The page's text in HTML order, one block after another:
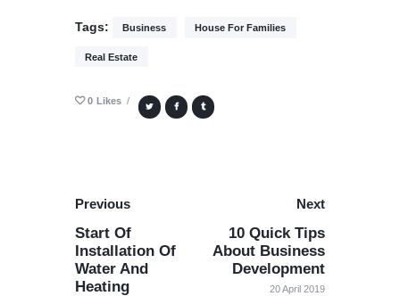
Tags: Business House For Families
Real Estate
0 Likes
Previous
Start Of
Installation Of
Water And
Heating
Next
10 Quick Tips
About Business
Development
20 April 2019